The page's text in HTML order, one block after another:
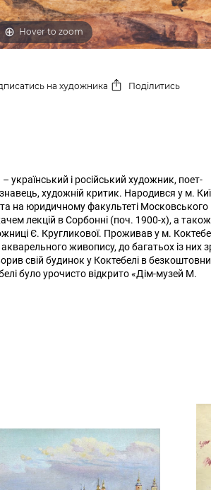
Hover to zoom
на художника Поділитись
і російський художник, поет-
художній критик. Народився у м.
та на юридичному факультеті Московського
лекцій в Сорбонні (поч. 1900-х), а
Є. Кругликової. Проживав у м.
акварельного живопису, до багатьох із них
свій будинок у Коктебелі в
було урочисто відкрито «Дім-музей М.